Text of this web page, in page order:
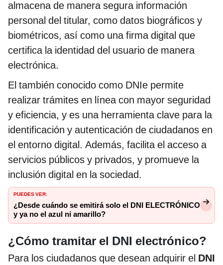
almacena de manera segura información
personal del titular, como datos biográficos y
biométricos, así como una firma digital que
certifica la identidad del usuario de manera
electrónica.
El también conocido como DNIe permite
realizar trámites en línea con mayor seguridad
y eficiencia, y es una herramienta clave para la
identificación y autenticación de ciudadanos en
el entorno digital. Además, facilita el acceso a
servicios públicos y privados, y promueve la
inclusión digital en la sociedad.
PUEDES VER:
¿Desde cuándo se emitirá solo el DNI ELECTRÓNICO
y ya no el azul ni amarillo?
¿Cómo tramitar el DNI electrónico?
Para los ciudadanos que desean adquirir el DNI